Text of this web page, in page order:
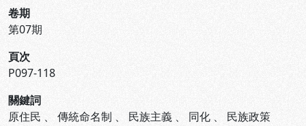
卷期
第07期
頁次
P097-118
關鍵詞
原住民 、 傳統命名制 、 民族主義 、 同化 、 民族政策